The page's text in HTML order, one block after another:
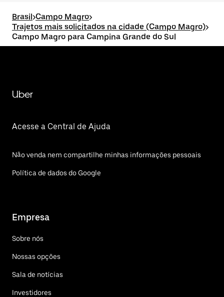
Brasil>Campo Magro>
Trajetos mais solicitados na cidade (Campo Magro)>
Campo Magro para Campina Grande do Sul
Uber
Acesse a Central de Ajuda
Não venda nem compartilhe minhas informações pessoais
Política de dados do Google
Empresa
Sobre nós
Nossas opções
Sala de notícias
Investidores